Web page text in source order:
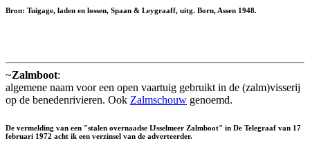
Bron: Tuigage, laden en lossen, Spaan & Leygraaff, uitg. Born, Assen 1948.
~Zalmboot:
algemene naam voor een open vaartuig gebruikt in de (zalm)visserij
op de benedenrivieren. Ook Zalmschouw genoemd.
De vermelding van een "stalen overnaadse IJsselmeer Zalmboot" in De Telegraaf van 17
februari 1972 acht ik een verzinsel van de adverteerder.